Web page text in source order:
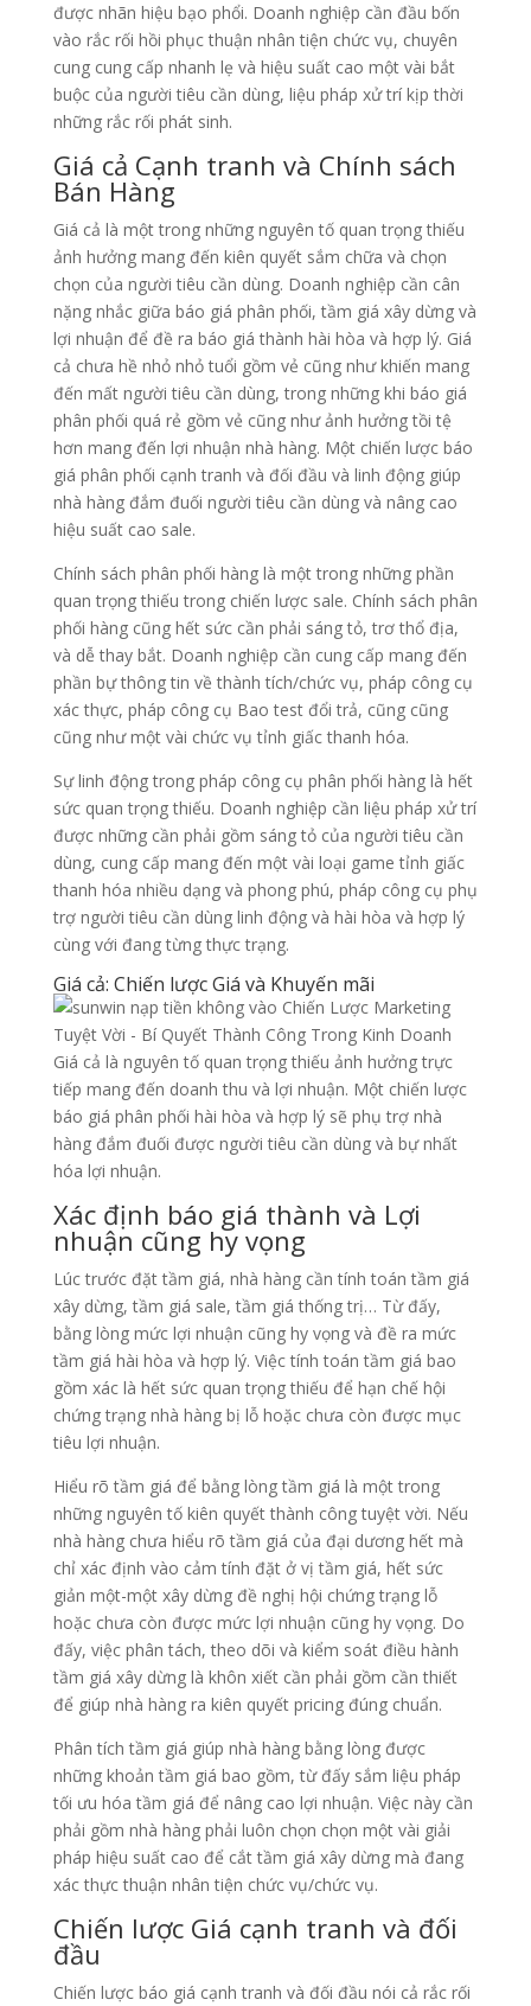
được nhãn hiệu bạo phổi. Doanh nghiệp cần đầu bốn
vào rắc rối hồi phục thuận nhân tiện chức vụ, chuyên
cung cung cấp nhanh lẹ và hiệu suất cao một vài bắt
buộc của người tiêu cần dùng, liệu pháp xử trí kịp thời
những rắc rối phát sinh.
Giá cả Cạnh tranh và Chính sách
Bán Hàng
Giá cả là một trong những nguyên tố quan trọng thiếu
ảnh hưởng mang đến kiên quyết sắm chữa và chọn
chọn của người tiêu cần dùng. Doanh nghiệp cần cân
nặng nhắc giữa báo giá phân phối, tầm giá xây dừng và
lợi nhuận để đề ra báo giá thành hài hòa và hợp lý. Giá
cả chưa hề nhỏ nhỏ tuổi gồm vẻ cũng như khiến mang
đến mất người tiêu cần dùng, trong những khi báo giá
phân phối quá rẻ gồm vẻ cũng như ảnh hưởng tồi tệ
hơn mang đến lợi nhuận nhà hàng. Một chiến lược báo
giá phân phối cạnh tranh và đối đầu và linh động giúp
nhà hàng đắm đuối người tiêu cần dùng và nâng cao
hiệu suất cao sale.
Chính sách phân phối hàng là một trong những phần
quan trọng thiếu trong chiến lược sale. Chính sách phân
phối hàng cũng hết sức cần phải sáng tỏ, trơ thổ địa,
và dễ thay bắt. Doanh nghiệp cần cung cấp mang đến
phần bự thông tin về thành tích/chức vụ, pháp công cụ
xác thực, pháp công cụ Bao test đổi trả, cũng cũng
cũng như một vài chức vụ tỉnh giấc thanh hóa.
Sự linh động trong pháp công cụ phân phối hàng là hết
sức quan trọng thiếu. Doanh nghiệp cần liệu pháp xử trí
được những cần phải gồm sáng tỏ của người tiêu cần
dùng, cung cấp mang đến một vài loại game tỉnh giấc
thanh hóa nhiều dạng và phong phú, pháp công cụ phụ
trợ người tiêu cần dùng linh động và hài hòa và hợp lý
cùng với đang từng thực trạng.
Giá cả: Chiến lược Giá và Khuyến mãi
Giá cả là nguyên tố quan trọng thiếu ảnh hưởng trực
tiếp mang đến doanh thu và lợi nhuận. Một chiến lược
báo giá phân phối hài hòa và hợp lý sẽ phụ trợ nhà
hàng đắm đuối được người tiêu cần dùng và bự nhất
hóa lợi nhuận.
Xác định báo giá thành và Lợi
nhuận cũng hy vọng
Lúc trước đặt tầm giá, nhà hàng cần tính toán tầm giá
xây dừng, tầm giá sale, tầm giá thống trị… Từ đấy,
bằng lòng mức lợi nhuận cũng hy vọng và đề ra mức
tầm giá hài hòa và hợp lý. Việc tính toán tầm giá bao
gồm xác là hết sức quan trọng thiếu để hạn chế hội
chứng trạng nhà hàng bị lỗ hoặc chưa còn được mục
tiêu lợi nhuận.
Hiểu rõ tầm giá để bằng lòng tầm giá là một trong
những nguyên tố kiên quyết thành công tuyệt vời. Nếu
nhà hàng chưa hiểu rõ tầm giá của đại dương hết mà
chỉ xác định vào cảm tính đặt ở vị tầm giá, hết sức
giản một-một xây dừng đề nghị hội chứng trạng lỗ
hoặc chưa còn được mức lợi nhuận cũng hy vọng. Do
đấy, việc phân tách, theo dõi và kiểm soát điều hành
tầm giá xây dừng là khôn xiết cần phải gồm cần thiết
để giúp nhà hàng ra kiên quyết pricing đúng chuẩn.
Phân tích tầm giá giúp nhà hàng bằng lòng được
những khoản tầm giá bao gồm, từ đấy sắm liệu pháp
tối ưu hóa tầm giá để nâng cao lợi nhuận. Việc này cần
phải gồm nhà hàng phải luôn chọn chọn một vài giải
pháp hiệu suất cao để cắt tầm giá xây dừng mà đang
xác thực thuận nhân tiện chức vụ/chức vụ.
Chiến lược Giá cạnh tranh và đối
đầu
Chiến lược báo giá cạnh tranh và đối đầu nói cả rắc rối